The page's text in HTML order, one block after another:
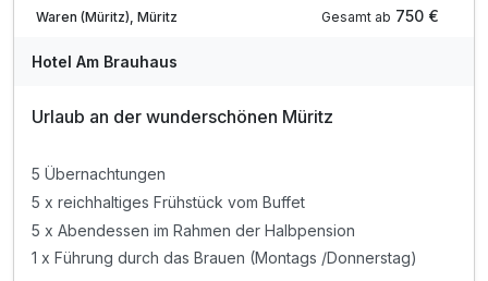
Waren (Müritz), Müritz
Gesamt ab 750 €
Hotel Am Brauhaus
Urlaub an der wunderschönen Müritz
5 Übernachtungen
5 x reichhaltiges Frühstück vom Buffet
5 x Abendessen im Rahmen der Halbpension
1 x Führung durch das Brauen (Montags /Donnerstag)